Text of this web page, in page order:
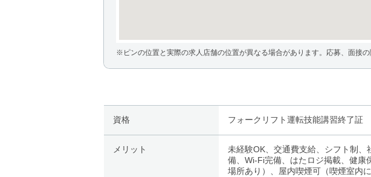
※ピンの位置と実際の求人店舗の位置が異なる場合があります。応募、面接の
資格 フォークリフト運転技能講習終了証
メリット
未経験OK、交通費支給、シフト制
備、Wi-Fi完備、はたロジ掲載、健康
場所あり）、屋内喫煙可（喫煙室内に